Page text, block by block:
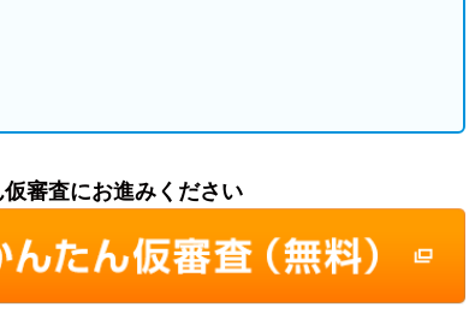
審査にお進みください